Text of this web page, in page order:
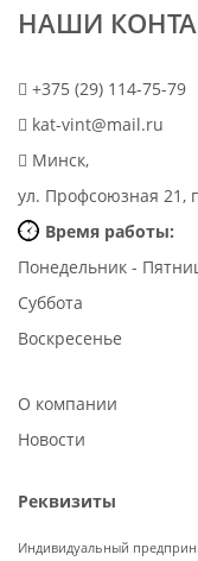
НАШИ
+375 (29) 114-75-79
kat-vint@mail.ru
Минск,
ул. Профсоюзная 21,
Время работы:
Понедельник -
Суббота
Воскресенье
О компании
Новости
Реквизиты
Индивидуальный